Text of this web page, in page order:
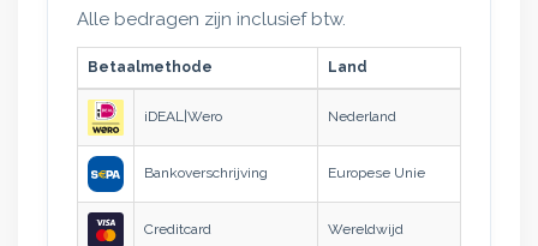
Alle bedragen zijn inclusief btw.
Betaalmethode Land
iDEAL|Wero Nederland
Bankoverschrijving Europese Unie
Creditcard Wereldwijd